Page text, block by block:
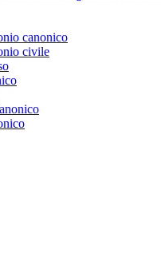
canonico
civile